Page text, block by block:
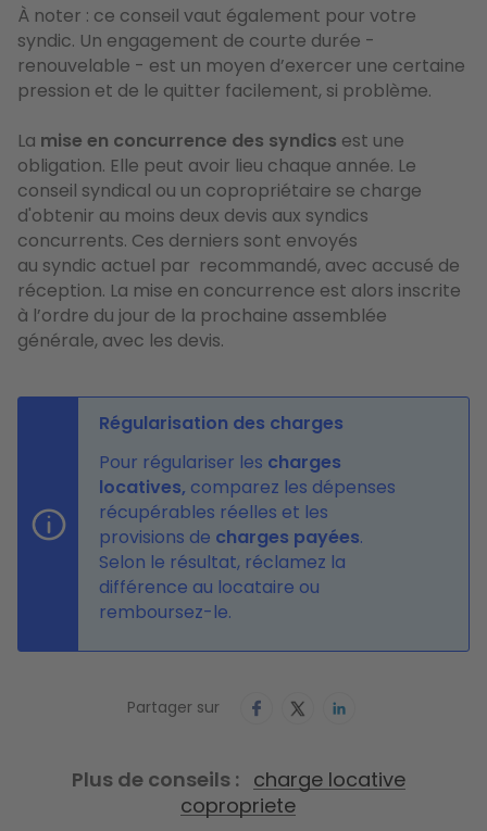
À noter : ce conseil vaut également pour votre
syndic. Un engagement de courte durée -
renouvelable - est un moyen d’exercer une certaine
pression et de le quitter facilement, si problème.
La mise en concurrence des syndics est une
obligation. Elle peut avoir lieu chaque année. Le
conseil syndical ou un copropriétaire se charge
d'obtenir au moins deux devis aux syndics
concurrents. Ces derniers sont envoyés
au syndic actuel par recommandé, avec accusé de
réception. La mise en concurrence est alors inscrite
à l’ordre du jour de la prochaine assemblée
générale, avec les devis.
Régularisation des charges
Pour régulariser les charges
locatives, comparez les dépenses
récupérables réelles et les
provisions de charges payées.
Selon le résultat, réclamez la
différence au locataire ou
remboursez-le.
Partager sur
Plus de conseils
charge locative
copropriete